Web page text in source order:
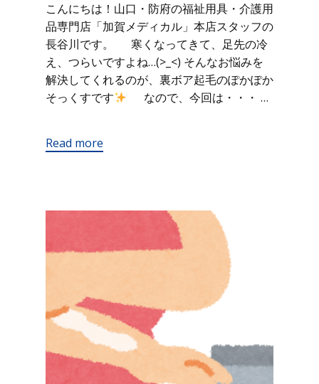
こんにちは！山口・防府の福祉用具・介護用
品専門店「加賀メディカル」本店スタッフの
長谷川です。 寒くなってきて、足先の冷
え、つらいですよね…(>_<) そんなお悩みを
解決してくれるのが、裏ボア起毛のぽかぽか
そっくすです
なので、今回は・・・ …
Read more